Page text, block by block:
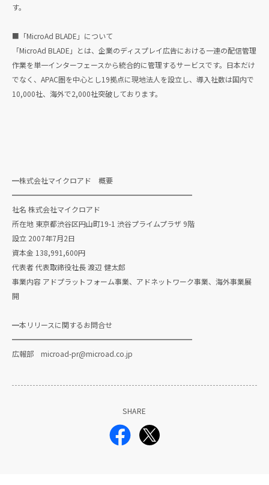
す。
■「MicroAd BLADE」について
「MicroAd BLADE」とは、企業のディスプレイ広告における一連の配信管理
作業を単一インターフェースから統合的に管理するサービスです。日本だけ
でなく、APAC圏を中心とし19拠点に現地法人を設立し、導入社数は国内で
10,000社、海外で2,000社突破しております。
━株式会社マイクロアド 概要
━━━━━━━━━━━━━━━━━━━━━━━━━
社名 株式会社マイクロアド
所在地 東京都渋谷区円山町19-1 渋谷プライムプラザ 9階
設立 2007年7月2日
資本金 138,991,600円
代表者 代表取締役社長 渡辺 健太郎
事業内容 アドプラットフォーム事業、アドネットワーク事業、海外事業展
開
━本リリースに関するお問合せ
━━━━━━━━━━━━━━━━━━━━━━━━━
広報部 microad-pr@microad.co.jp
SHARE